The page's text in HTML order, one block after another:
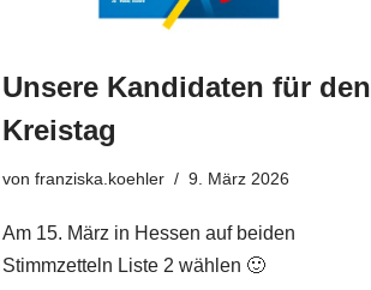
Unsere Kandidaten für den
Kreistag
von franziska.koehler 9. März 2026
Am 15. März in Hessen auf beiden
Stimmzetteln Liste 2 wählen 🙂